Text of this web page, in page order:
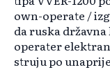
own-operate /
da ruska
operater
struju po